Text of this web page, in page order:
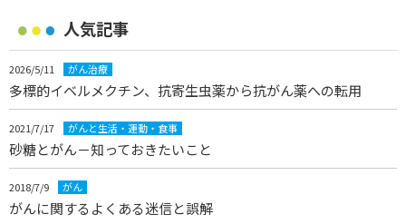
人気記事
2026/5/11 がん治療
多標的イベルメクチン、抗寄生虫薬から抗がん薬への転用
2021/7/17 がんと生活・運動・食事
砂糖とがん－知っておきたいこと
2018/7/9 がん
がんに関するよくある迷信と誤解